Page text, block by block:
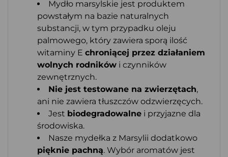
Mydło marsylskie jest produktem
powstałym na bazie naturalnych
substancji, w tym przypadku oleju
palmowego, który zawiera sporą ilość
witaminy E chroniącej przez działaniem
wolnych rodników i czynników
zewnętrznych.
Nie jest testowane na zwierzętach,
ani nie zawiera tłuszczów odzwierzęcych.
Jest biodegradowalne i przyjazne dla
środowiska.
Nasze mydełka z Marsylii dodatkowo
pięknie pachną. Wybór aromatów jest